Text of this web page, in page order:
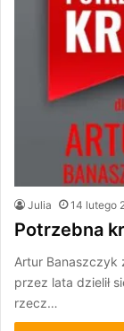
Julia 14 lutego
Potrzebna
Artur
przez lata dzielił
rzecz…